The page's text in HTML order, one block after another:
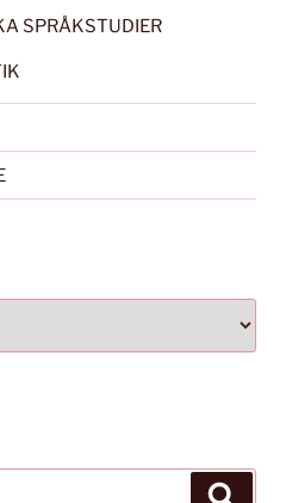
SPRÅKSTUDIER